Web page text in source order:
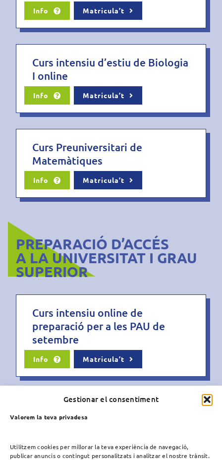
Gestionar el consentiment
Valorem la teva privadesa
Utilitzem cookies per millorar la teva experiència de navegació,
publicar anuncis o contingut personalitzats i analitzar el nostre trànsit.
Info Matricula’t
Curs intensiu d’estiu de Biologia
I online
Info Matricula’t
Curs Preuniversitari de
Matemàtiques
Info Matricula’t
PREPARACIÓ D’ACCÉS
A LA UNIVERSITAT I GRAU
SUPERIOR
Curs intensiu online de
preparació per a les PAU de
setembre
Info Matricula’t
Selectivitat (PAU)
Info Matricula’t